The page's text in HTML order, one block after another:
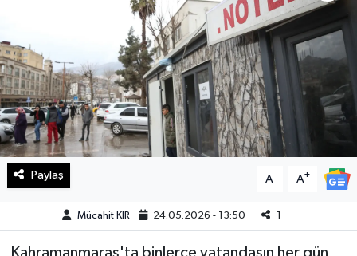
Paylaş A- A+
Mücahit KIR 24.05.2026 - 13:50 1
Manşetler
Resmi İlan
Sağlık
Spor